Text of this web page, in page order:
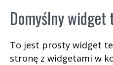
Domyślny widget
To jest prosty widget
stronę z widgetami w